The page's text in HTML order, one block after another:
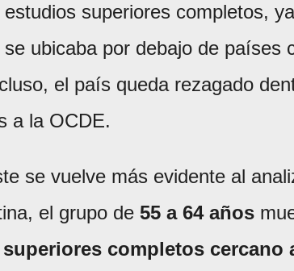
estudios superiores completos,
ubicaba por debajo de países
el país queda rezagado
a la OCDE.
se vuelve más evidente al
el grupo de 55 a 64 años
completos cercano